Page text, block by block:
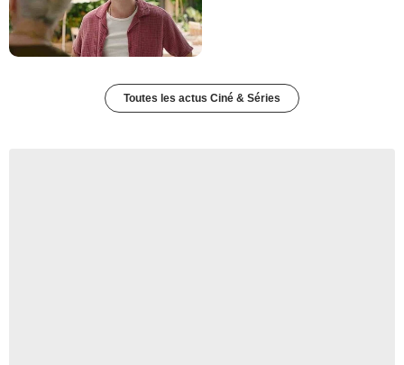
Toutes les actus Ciné & Séries